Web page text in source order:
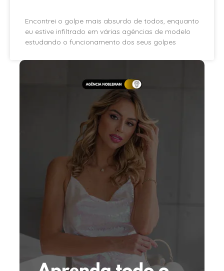
Encontrei o golpe mais absurdo de todos, enquanto
eu estive infiltrado em várias agências de modelo
estudando o funcionamento dos seus golpes